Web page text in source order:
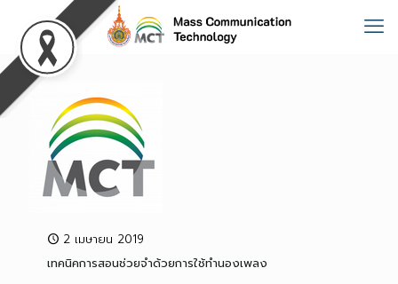
2 เมษายน 2019
เทคนิคการสอนช่วยจำด้วยการใช้ทำนองเพลง